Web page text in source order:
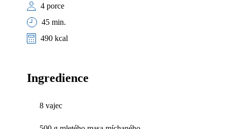
4 porce
45 min.
490 kcal
Ingredience
8 vajec